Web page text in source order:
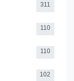
311
110
110
102